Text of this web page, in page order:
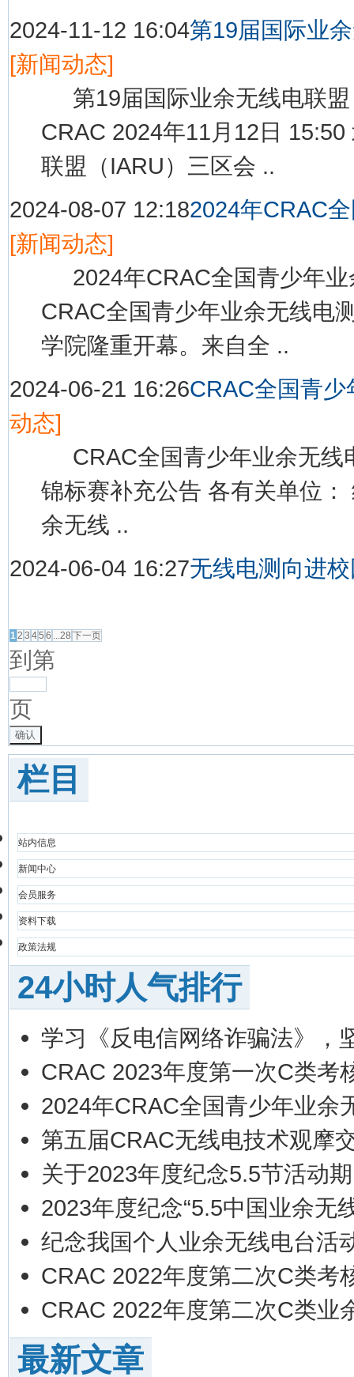
2024-11-12 16:04第19届国际业
[新闻动态]
第19届国际业余无线电联盟
CRAC 2024年11月12日
联盟（IARU）三区会 ..
2024-08-07 12:182024年CRAC
[新闻动态]
2024年CRAC全国青少年业
CRAC全国青少年业余无线电
学院隆重开幕。来自全 ..
2024-06-21 16:26CRAC全国青
动态]
CRAC全国青少年业余无线
锦标赛补充公告 各有关单位
余无线 ..
2024-06-04 16:27无线电测向进
12 3 45 6 ...28 下一页
到第
页
确认
栏目
站内信息
新闻中心
会员服务
资料下载
政策法规
24小时人气排行
学习《反电信网络诈骗法》，
CRAC 2023年度第一次C类考
2024年CRAC全国青少年业余
第五届CRAC无线电技术观摩
关于2023年度纪念5.5节活动
2023年度纪念“5.5中国业余无
纪念我国个人业余无线电台活
CRAC 2022年度第二次C类考
CRAC 2022年度第二次C类业
最新文章